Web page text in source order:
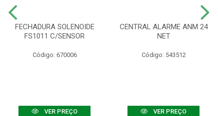
FECHADURA SOLENOIDE
FS1011 C/SENSOR
Código: 670006
VER PREÇO
CENTRAL ALARME ANM 24
NET
Código: 543512
VER PREÇO